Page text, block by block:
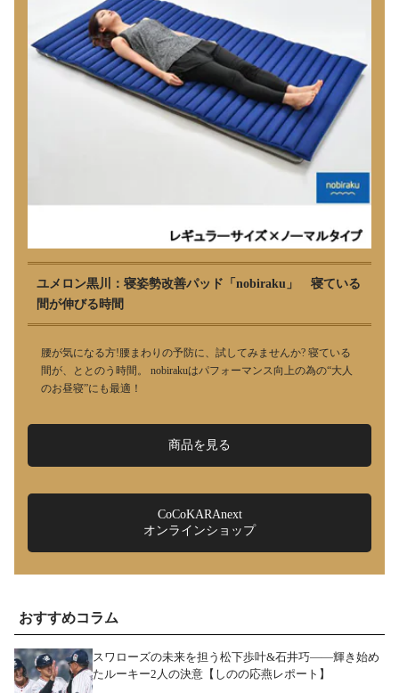
ユメロン黒川：寝姿勢改善パッド「nobiraku」 寝ている
間が伸びる時間
腰が気になる方!腰まわりの予防に、試してみませんか? 寝ている
間が、ととのう時間。 nobirakuはパフォーマンス向上の為の“大人
のお昼寝”にも最適！
商品を見る
CoCoKARAnext
オンラインショップ
おすすめコラム
スワローズの未来を担う松下歩叶&石井巧――輝き始め
たルーキー2人の決意【しのの応燕レポート】